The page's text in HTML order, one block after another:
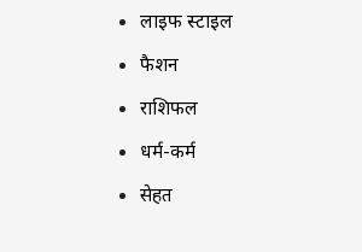
लाइफ स्टाइल
फैशन
राशिफल
धर्म-कर्म
सेहत